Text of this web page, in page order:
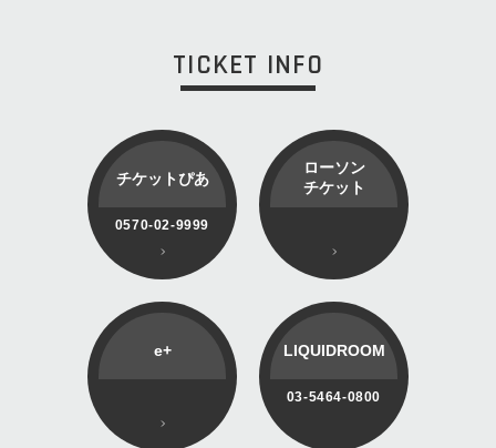
TICKET INFO
チケットぴあ
0570-02-9999
ローソン
チケット
e+ LIQUIDROOM
03-5464-0800